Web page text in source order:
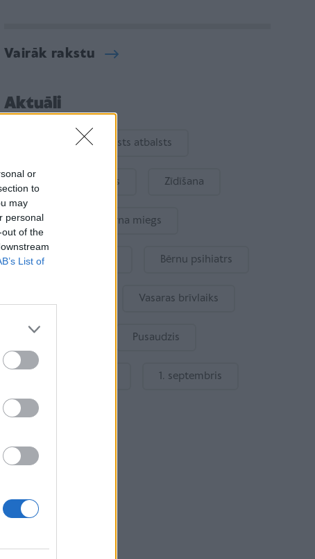
or
to
may
personal
of the
List of
Vairāk rakstu
Aktuāli
Valsts atbalsts
Kur šodien atpūsties Zīdīšana
Drošība Bērna miegs
Mākslīgais intelekts Bērnu psihiatrs
Vasaras brīvlaiks
Pusaudzis
1. septembris